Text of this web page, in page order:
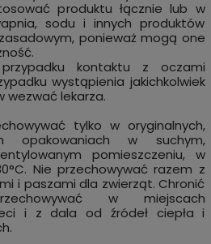
produktu łącznie lub w
sodu i innych produktów
ponieważ mogą one
kontaktu z oczami
wystąpienia jakichkolwiek
wezwać lekarza.
tylko w oryginalnych,
opakowaniach w suchym,
pomieszczeniu, w
Nie przechowywać razem z
i paszami dla zwierząt. Chronić
w miejscach
i z dala od źródeł ciepła i